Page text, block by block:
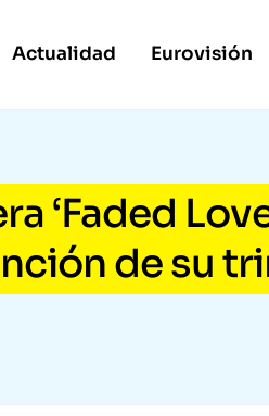
Actualidad Eurovisión
‘Faded
de su